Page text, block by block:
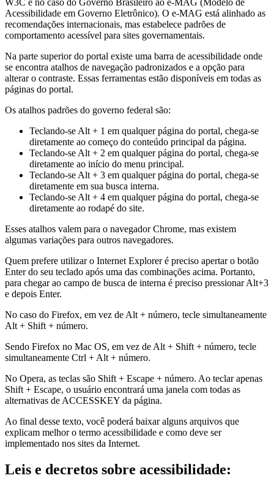
Acessibilidade em Governo Eletrônico). O e-MAG está alinhado as
recomendações internacionais, mas estabelece padrões de
comportamento acessível para sites governamentais.
Na parte superior do portal existe uma barra de acessibilidade onde
se encontra atalhos de navegação padronizados e a opção para
alterar o contraste. Essas ferramentas estão disponíveis em todas as
páginas do portal.
Os atalhos padrões do governo federal são:
Teclando-se Alt + 1 em qualquer página do portal, chega-se
diretamente ao começo do conteúdo principal da página.
Teclando-se Alt + 2 em qualquer página do portal, chega-se
diretamente ao início do menu principal.
Teclando-se Alt + 3 em qualquer página do portal, chega-se
diretamente em sua busca interna.
Teclando-se Alt + 4 em qualquer página do portal, chega-se
diretamente ao rodapé do site.
Esses atalhos valem para o navegador Chrome, mas existem
algumas variações para outros navegadores.
Quem prefere utilizar o Internet Explorer é preciso apertar o botão
Enter do seu teclado após uma das combinações acima. Portanto,
para chegar ao campo de busca de interna é preciso pressionar Alt+3
e depois Enter.
No caso do Firefox, em vez de Alt + número, tecle simultaneamente
Alt + Shift + número.
Sendo Firefox no Mac OS, em vez de Alt + Shift + número, tecle
simultaneamente Ctrl + Alt + número.
No Opera, as teclas são Shift + Escape + número. Ao teclar apenas
Shift + Escape, o usuário encontrará uma janela com todas as
alternativas de ACCESSKEY da página.
Ao final desse texto, você poderá baixar alguns arquivos que
explicam melhor o termo acessibilidade e como deve ser
implementado nos sites da Internet.
Leis e decretos sobre acessibilidade: